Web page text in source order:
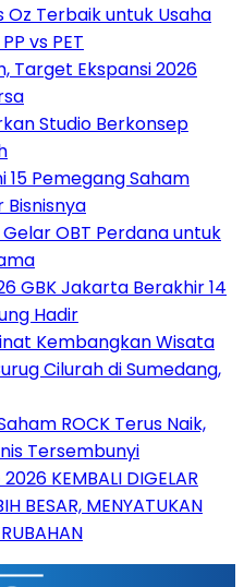
Oz Terbaik untuk Usaha
vs PET
Target Ekspansi 2026
Studio Berkonsep
15 Pemegang Saham
OBT Perdana untuk
GBK Jakarta Berakhir 14
Hadir
Kembangkan Wisata
Cilurah di Sumedang,
ROCK Terus Naik,
Tersembunyi
KEMBALI DIGELAR
BESAR, MENYATUKAN